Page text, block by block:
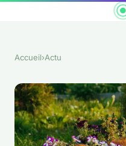
Accueil›Actu